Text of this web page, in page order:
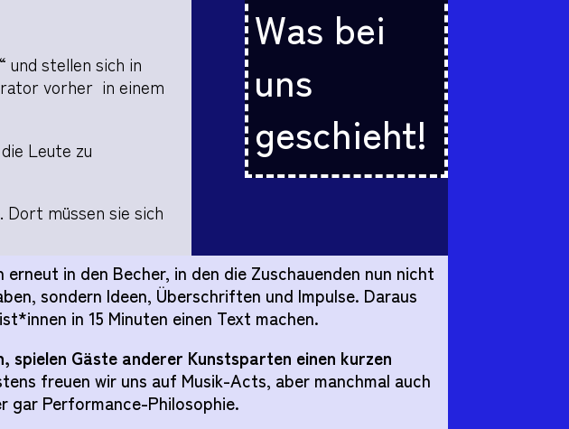
stellen sich in
vorher in einem
Leute zu
. Dort müssen sie sich
Was bei
uns
geschieht!
in den Becher, in den die Zuschauenden nun nicht
sondern Ideen, Überschriften und Impulse. Daraus
in 15 Minuten einen Text machen.
spielen Gäste anderer Kunstsparten einen kurzen
freuen wir uns auf Musik-Acts, aber manchmal auch
gar Performance-Philosophie.